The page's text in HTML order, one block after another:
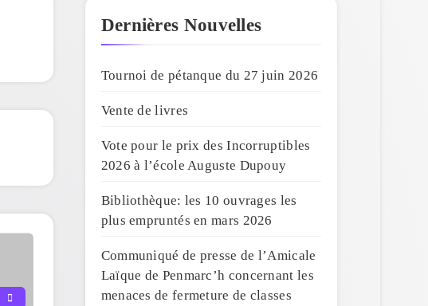
Dernières Nouvelles
Tournoi de pétanque du 27 juin 2026
Vente de livres
Vote pour le prix des Incorruptibles
2026 à l’école Auguste Dupouy
Bibliothèque: les 10 ouvrages les
plus empruntés en mars 2026
Communiqué de presse de l’Amicale
Laïque de Penmarc’h concernant les
menaces de fermeture de classes